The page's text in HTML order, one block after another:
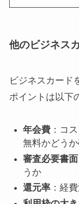
他のビジネス
ビジネスカード
ポイントは以下
年会費：コ
無料かどう
審査必要書面
うか
還元率：経